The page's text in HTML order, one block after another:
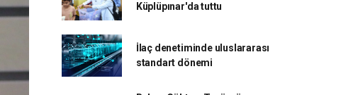
Küplüpınar'da tuttu
İlaç denetiminde uluslararası
standart dönemi